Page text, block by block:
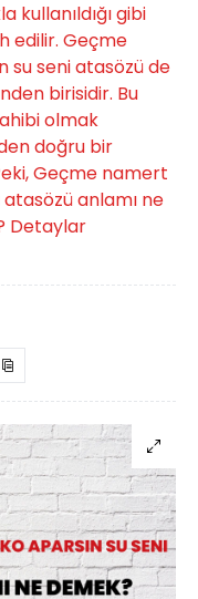
kullanıldığı gibi
edilir. Geçme
su seni atasözü de
birisidir. Bu
olmak
doğru bir
Geçme namert
anlamı ne
Detaylar